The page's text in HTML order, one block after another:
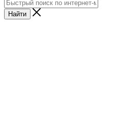
Найти